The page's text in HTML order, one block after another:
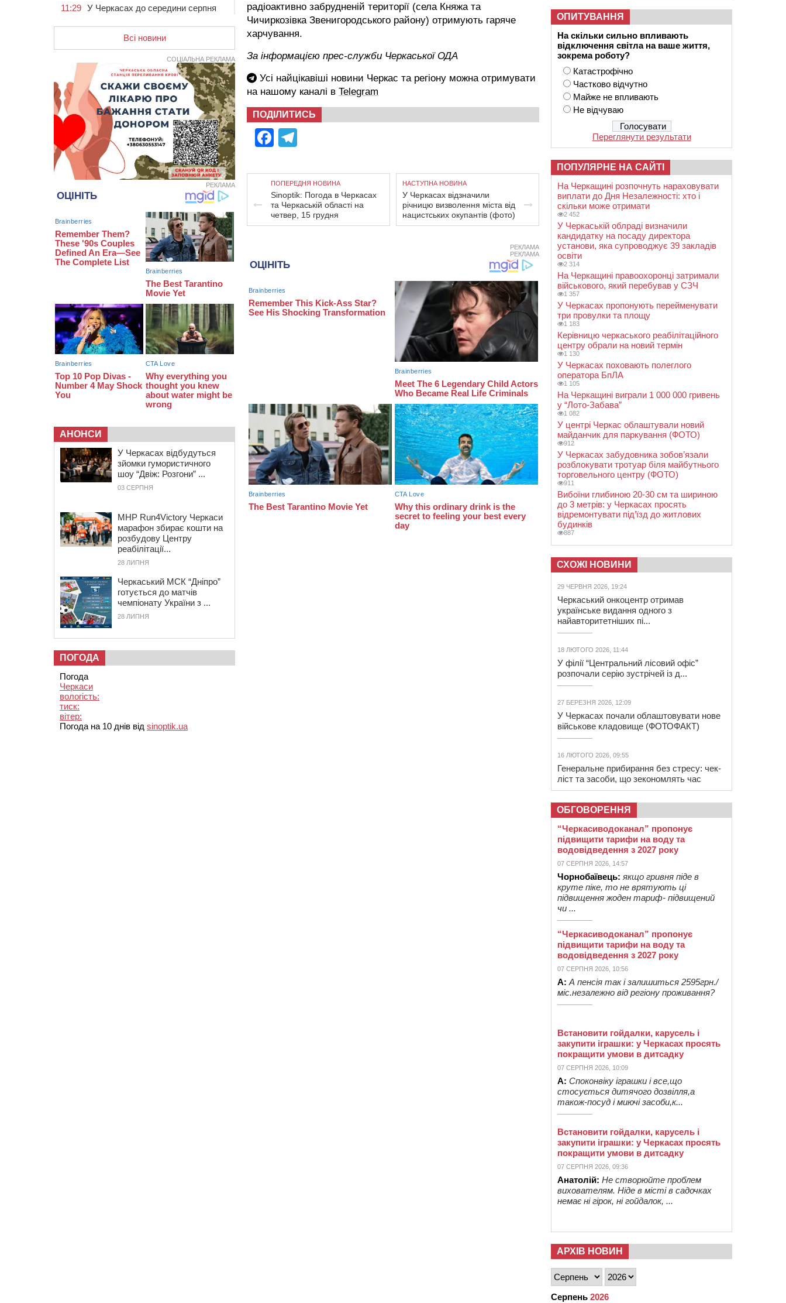
радіоактивно забрудненій території (села Княжа та
Чичиркозівка Звенигородського району) отримують гаряче
харчування.
За інформацією прес-служби Черкаської ОДА
Усі найцікавіші новини Черкас та регіону можна отримувати
на нашому каналі в Telegram
ПОДІЛИТИСЬ
Facebook
ПОПЕРЕДНЯ НОВИНА
Sinoptik: Погода в Черкасах
та Черкаській області на
четвер, 15 грудня
НАСТУПНА НОВИНА
У Черкасах відзначили
річницю визволення міста від
нацистських окупантів (фото)
РЕКЛАМА
РЕКЛАМА
11:29 У Черкасах до середини серпня
вулицях
збільшилась уп’ятеро з початку
повномасштабної війни
10:15
У Черкасах водій Audi Q5
спричинив аварію, не пропустивши
інший кросовер
09:42
“Черкасиводоканал” пропонує
підвищити тарифи на воду та
водовідведення з 2027 року
09:08
Встановити гойдалки, карусель і
закупити іграшки: у Черкасах
дитсадку
“На щиті” у Чорнобаївську
громаду повертається полеглий
біля Кліщіївки воїн
07:30
Понад 968 мільйонів гривень
земельного податку сплатили на
06 СЕРПНЯ 2026, ЧЕТВЕР
21:13 Вісім медалей, з яких чотири
золоті: черкаські спортсмени
тріумфували на чемпіонаті України
Всі новини
СОЦІАЛЬНА РЕКЛАМА
РЕКЛАМА
АНОНСИ
У Черкасах відбудуться
зйомки гумористичного
шоу “Двіж: Розгони” ...
03 СЕРПНЯ
MHP Run4Victory Черкаси
марафон збирає кошти на
розбудову Центру
реабілітації...
28 ЛИПНЯ
Черкаський МСК “Дніпро”
готується до матчів
чемпіонату України з ...
28 ЛИПНЯ
ПОГОДА
Погода
Черкаси
вологість:
тиск:
вітер:
Погода на 10 днів від sinoptik.ua
ОПИТУВАННЯ
На скільки сильно впливають
відключення світла на ваше життя,
зокрема роботу?
Катастрофічно
Частково відчутно
Майже не впливають
Не відчуваю
Переглянути результати
ПОПУЛЯРНЕ НА САЙТІ
На Черкащині розпочнуть нараховувати
виплати до Дня Незалежності: хто і
скільки може отримати
2 452
У Черкаській облраді визначили
кандидатку на посаду директора
установи, яка супроводжує 39 закладів
освіти
2 314
На Черкащині правоохоронці затримали
військового, який перебував у СЗЧ
1 357
У Черкасах пропонують перейменувати
три провулки та площу
1 183
Керівницю черкаського реабілітаційного
центру обрали на новий термін
1 130
У Черкасах поховають полеглого
оператора БпЛА
1 105
На Черкащині виграли 1 000 000 гривень
у “Лото-Забава”
1 082
У центрі Черкас облаштували новий
майданчик для паркування (ФОТО)
912
У Черкасах забудовника зобов’язали
розблокувати тротуар біля майбутнього
торговельного центру (ФОТО)
911
Вибоїни глибиною 20-30 см та шириною
до 3 метрів: у Черкасах просять
відремонтувати під’їзд до житлових
будинків
887
СХОЖІ НОВИНИ
29 ЧЕРВНЯ 2026, 19:24
Черкаський онкоцентр отримав
українське видання одного з
найавторитетніших пі...
18 ЛЮТОГО 2026, 11:44
У філії “Центральний лісовий офіс”
розпочали серію зустрічей із д...
27 БЕРЕЗНЯ 2026, 12:09
У Черкасах почали облаштовувати нове
військове кладовище (ФОТОФАКТ)
16 ЛЮТОГО 2026, 09:55
Генеральне прибирання без стресу: чек-
ліст та засоби, що зекономлять час
ОБГОВОРЕННЯ
“Черкасиводоканал” пропонує
підвищити тарифи на воду та
водовідведення з 2027 року
07 СЕРПНЯ 2026, 14:57
Чорнобаївець: якщо гривня піде в
круте піке, то не врятують ці
підвищення жоден тариф- підвищений
чи ...
“Черкасиводоканал” пропонує
підвищити тарифи на воду та
водовідведення з 2027 року
07 СЕРПНЯ 2026, 10:56
А: А пенсія так і залишиться 2595грн./
міс.незалежно від регіону проживання?
Встановити гойдалки, карусель і
закупити іграшки: у Черкасах просять
покращити умови в дитсадку
07 СЕРПНЯ 2026, 10:09
А: Споконвіку іграшки і все,що
стосується дитячого дозвілля,а
також-посуд і миючі засоби,к...
Встановити гойдалки, карусель і
закупити іграшки: у Черкасах просять
покращити умови в дитсадку
07 СЕРПНЯ 2026, 09:36
Анатолій: Не створюйте проблем
вихователям. Ніде в місті в садочках
немає ні гірок, ні гойдалок, ...
АРХІВ НОВИН
Серпень 2026